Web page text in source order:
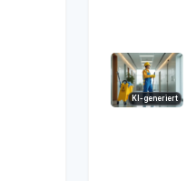
KI-generiert